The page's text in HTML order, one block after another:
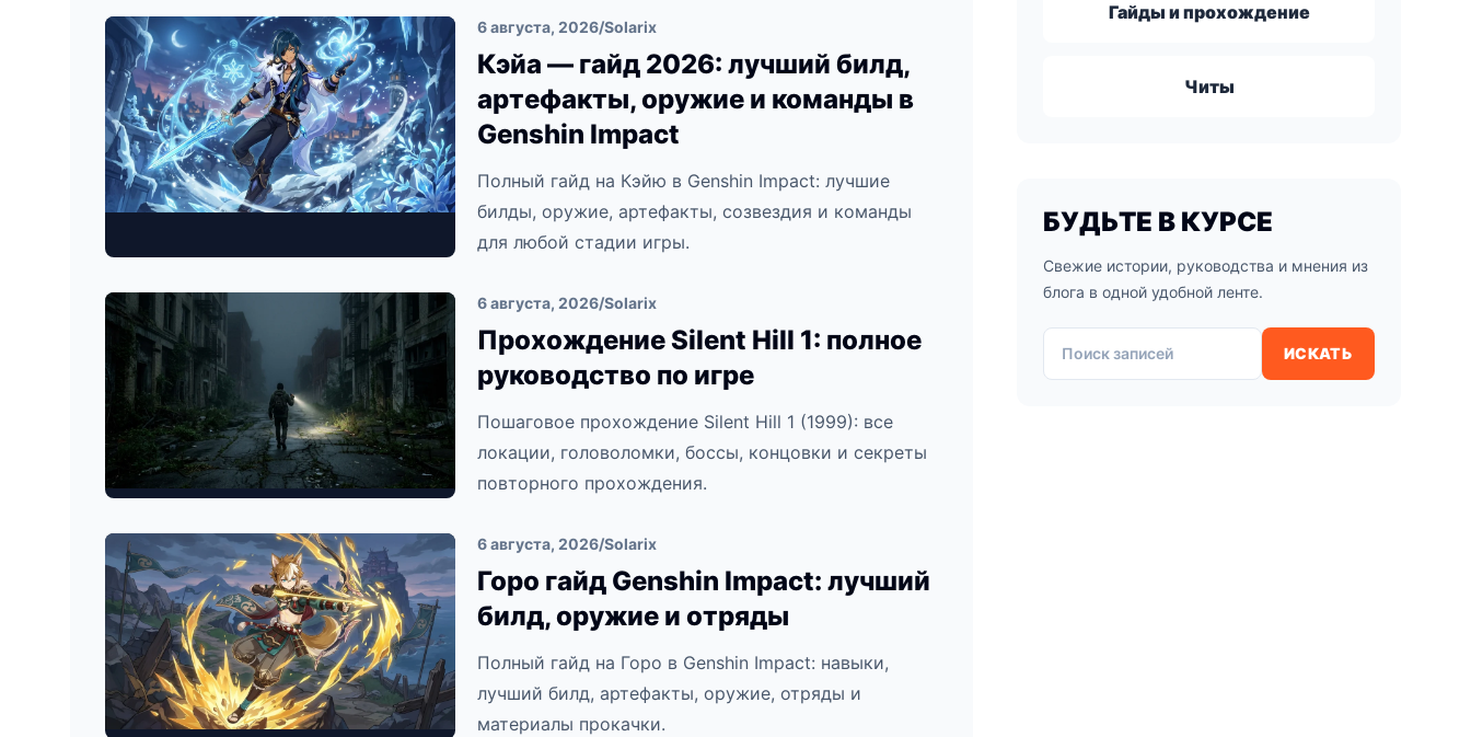
6 августа, 2026/Solarix
Кэйа — гайд 2026: лучший билд,
артефакты, оружие и команды в
Genshin Impact
Полный гайд на Кэйю в Genshin Impact: лучшие
билды, оружие, артефакты, созвездия и команды
для любой стадии игры.
6 августа, 2026/Solarix
Прохождение Silent Hill 1: полное
руководство по игре
Пошаговое прохождение Silent Hill 1 (1999): все
локации, головоломки, боссы, концовки и секреты
повторного прохождения.
6 августа, 2026/Solarix
Горо гайд Genshin Impact: лучший
билд, оружие и отряды
Полный гайд на Горо в Genshin Impact: навыки,
лучший билд, артефакты, оружие, отряды и
материалы прокачки.
Гайды и прохождение
Читы
БУДЬТЕ В КУРСЕ
Свежие истории, руководства и мнения из
блога в одной удобной ленте.
Поиск записей
ИСКАТЬ